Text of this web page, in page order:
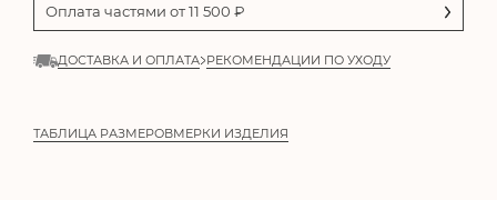
Оплата частями от11 500 ₽
ДОСТАВКА И ОПЛАТА РЕКОМЕНДАЦИИ ПО УХОДУ
ТАБЛИЦА РАЗМЕРОВМЕРКИ ИЗДЕЛИЯ